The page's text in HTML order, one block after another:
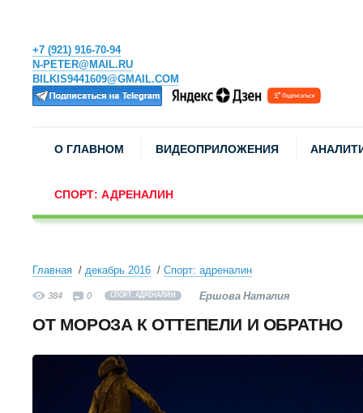
+7 (921) 916-70-94
N-PETER@MAIL.RU
BILKIS9441609@GMAIL.COM
О ГЛАВНОМ ВИДЕОПРИЛОЖЕНИЯ
СПОРТ: АДРЕНАЛИН
Главная декабрь 2016 Спорт: адреналин
384 0 СПОРТ: АДРЕНАЛИН Ершова Наталия
ОТ МОРОЗА К ОТТЕПЕЛИ И ОБРАТНО